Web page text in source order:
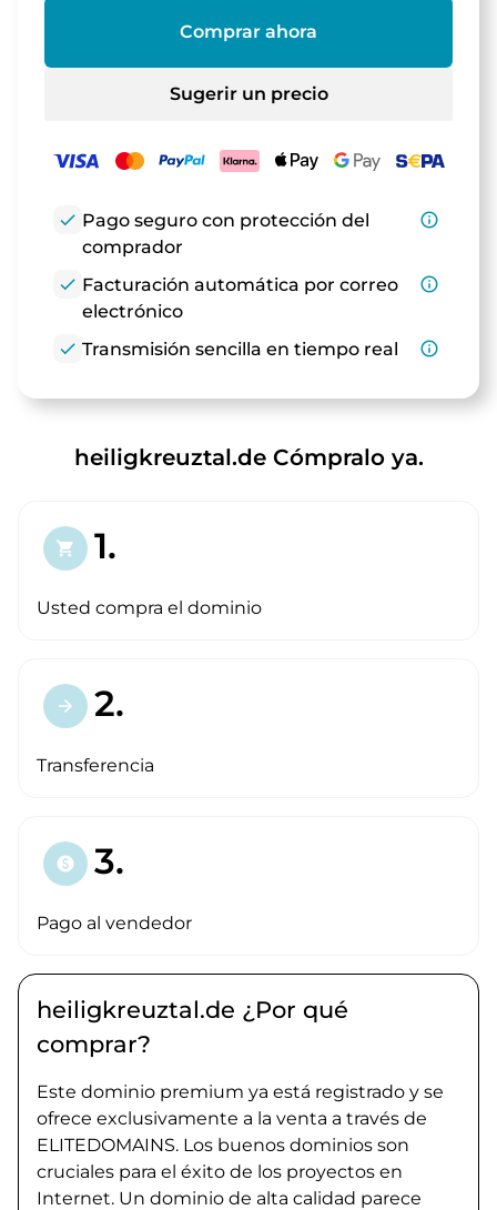
Comprar ahora
Sugerir un precio
check Pago seguro con protección del
comprador
info_outline
check Facturación automática por correo
electrónico
info_outline
check Transmisión sencilla en tiempo real info_outline
heiligkreuztal.de Cómpralo ya.
shopping_cart 1.
Usted compra el dominio
arrow_forward 2.
Transferencia
paid 3.
Pago al vendedor
heiligkreuztal.de ¿Por qué
comprar?
Este dominio premium ya está registrado y se
ofrece exclusivamente a la venta a través de
ELITEDOMAINS. Los buenos dominios son
cruciales para el éxito de los proyectos en
Internet. Un dominio de alta calidad parece